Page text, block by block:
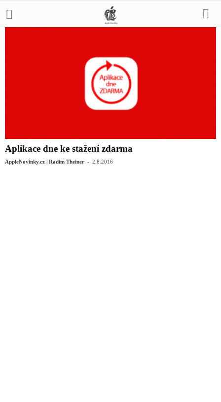
Aplikace dne ke stažení zdarma
AppleNovinky.cz | Radim Theiner - 2.8.2016